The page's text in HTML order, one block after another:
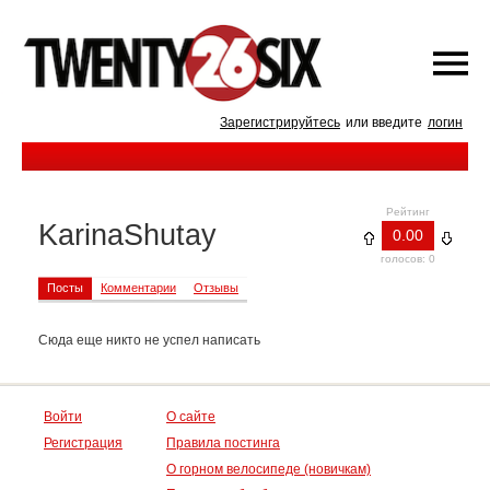
Зарегистрируйтесь или введите логин
Рейтинг
0.00
голосов: 0
KarinaShutay
Посты Комментарии Отзывы
Сюда еще никто не успел написать
Войти
Регистрация
О сайте
Правила постинга
О горном велосипеде (новичкам)